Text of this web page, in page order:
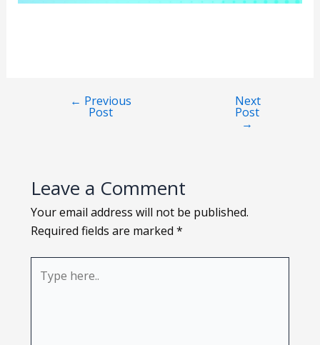
← Previous
Post
Next
Post
→
Leave a Comment
Your email address will not be published.
Required fields are marked *
here..